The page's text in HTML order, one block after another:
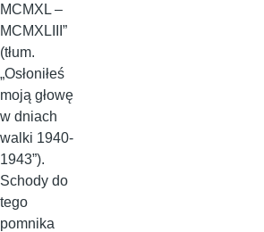
MCMXL –
MCMXLIII”
(tłum.
„Osłoniłeś
moją głowę
w dniach
walki 1940-
1943”).
Schody do
tego
pomnika